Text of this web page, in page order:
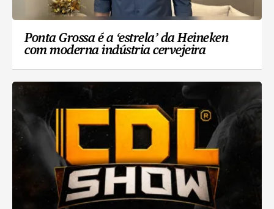
Ponta Grossa é a ‘estrela’ da Heineken
com moderna indústria cervejeira